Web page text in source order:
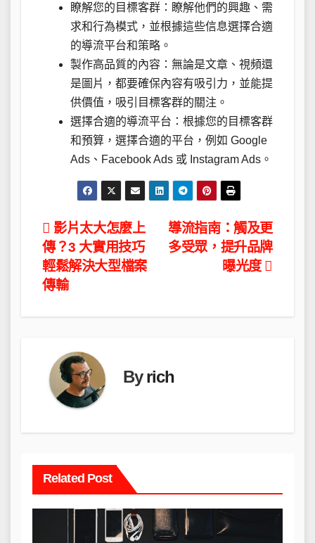
瞭解您的目標客群：瞭解他們的興趣、需
求和行為模式，並根據這些信息選擇合適
的導流平台和策略。
製作高品質的內容：無論是文章、視頻還
是圖片，都要確保內容有吸引力，並能提
供價值，吸引目標客群的關注。
選擇合適的導流平台：根據您的目標客群
和預算，選擇合適的平台，例如 Google
Ads、Facebook Ads 或 Instagram Ads。
文
章
導
覽
導流指南：觸及更
多受眾，提升品牌
曝光度
影片太大怎麼上
傳？3 大實用技巧
輕鬆解決大型檔案
傳輸
Byrich
Related Post